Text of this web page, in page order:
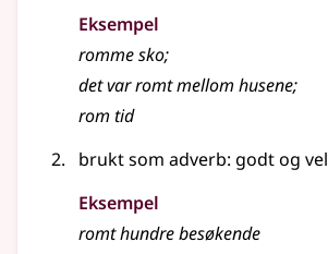
Eksempel
rommesko;
det varromtmellom husene;
rom tid
brukt som adverb: godt og vel
Eksempel
romt hundre besøkende